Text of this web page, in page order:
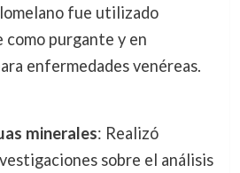
fue utilizado
purgante y en
enfermedades venéreas.
minerales: Realizó
sobre el análisis